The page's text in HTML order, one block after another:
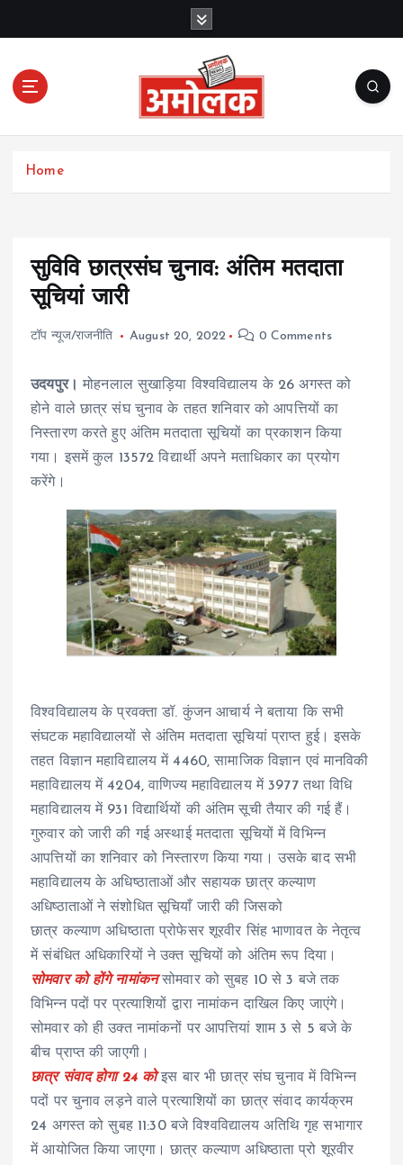
c
Amolak News
Home
सुविवि छात्रसंघ चुनाव: अंतिम मतदाता
सूचियां जारी
टॉप न्यूज/राजनीति August 20, 2022 0 Comments
उदयपुर।
मोहनलाल सुखाड़िया विश्वविद्यालय के 26 अगस्त को
होने वाले छात्र संघ चुनाव के तहत शनिवार को आपत्तियों का
निस्तारण करते हुए अंतिम मतदाता सूचियों का प्रकाशन किया
गया। इसमें कुल 13572 विद्यार्थी अपने मताधिकार का प्रयोग
करेंगे।
विश्वविद्यालय के प्रवक्ता डॉ. कुंजन आचार्य ने बताया कि सभी
संघटक महाविद्यालयों से अंतिम मतदाता सूचियां प्राप्त हुई। इसके
तहत विज्ञान महाविद्यालय में 4460, सामाजिक विज्ञान एवं मानविकी
महाविद्यालय में 4204, वाणिज्य महाविद्यालय में 3977 तथा विधि
महाविद्यालय में 931 विद्यार्थियों की अंतिम सूची तैयार की गई हैं।
गुरुवार को जारी की गई अस्थाई मतदाता सूचियों में विभिन्न
आपत्तियों का शनिवार को निस्तारण किया गया। उसके बाद सभी
महाविद्यालय के अधिष्ठाताओं और सहायक छात्र कल्याण
अधिष्ठाताओं ने संशोधित सूचियाँ जारी की जिसको
छात्र कल्याण अधिष्ठाता प्रोफेसर शूरवीर सिंह भाणावत के नेतृत्व
में संबंधित अधिकारियों ने उक्त सूचियों को अंतिम रूप दिया।
सोमवार को होंगे नामांकनसोमवार को सुबह 10 से 3 बजे तक
विभिन्न पदों पर प्रत्याशियों द्वारा नामांकन दाखिल किए जाएंगे।
सोमवार को ही उक्त नामांकनों पर आपत्तियां शाम 3 से 5 बजे के
बीच प्राप्त की जाएगी।
छात्र संवाद होगा 24 कोइस बार भी छात्र संघ चुनाव में विभिन्न
पदों पर चुनाव लड़ने वाले प्रत्याशियों का छात्र संवाद कार्यक्रम
24 अगस्त को सुबह 11:30 बजे विश्वविद्यालय अतिथि गृह सभागार
में आयोजित किया जाएगा। छात्र कल्याण अधिष्ठाता प्रो शूरवीर